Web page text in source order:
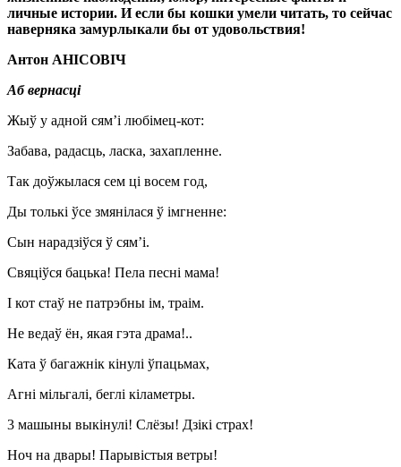
личные истории. И если бы кошки умели читать, то сейчас
наверняка замурлыкали бы от удовольствия!
Антон АНІСОВІЧ
Аб вернасці
Жыў у адной сям’і любімец-кот:
Забава, радасць, ласка, захапленне.
Так доўжылася сем ці восем год,
Ды толькі ўсе змянілася ў імгненне:
Сын нарадзіўся ў сям’і.
Свяціўся бацька! Пела песні мама!
I кот стаў не патрэбны ім, траім.
Не ведаў ён, якая гэта драма!..
Ката ў багажнік кінулі ўпацьмах,
Агні мільгалі, беглі кіламетры.
3 машыны выкінулі! Слёзы! Дзікі страх!
Ноч на двары! Парывістыя ветры!